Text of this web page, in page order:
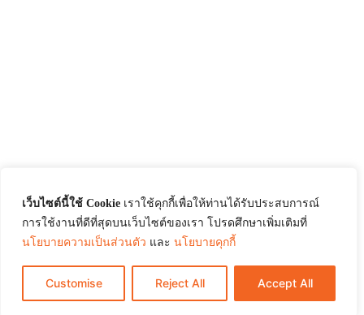
เว็บไซต์นี้ใช้ Cookie เราใช้คุกกี้เพื่อให้ท่านได้รับประสบการณ์
การใช้งานที่ดีที่สุดบนเว็บไซต์ของเรา โปรดศึกษาเพิ่มเติมที่
นโยบายความเป็นส่วนตัว และ นโยบายคุกกี้
Customise Reject All Accept All